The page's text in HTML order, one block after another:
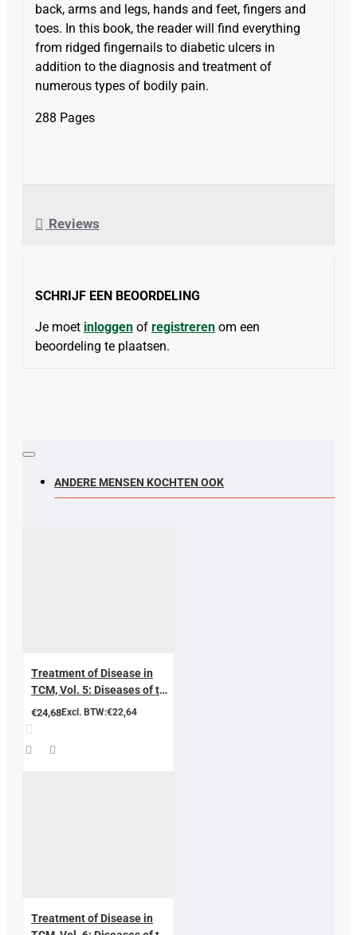
back, arms and legs, hands and feet, fingers and
toes. In this book, the reader will find everything
from ridged fingernails to diabetic ulcers in
addition to the diagnosis and treatment of
numerous types of bodily pain.
288 Pages
Reviews
SCHRIJF EEN BEOORDELING
Je moet inloggen of registreren om een
beoordeling te plaatsen.
ANDERE MENSEN KOCHTEN OOK
Treatment of Disease in
TCM, Vol. 5: Diseases of the
Chest, Abdomen & Rib-side
€24,68Excl. BTW:€22,64
Treatment of Disease in